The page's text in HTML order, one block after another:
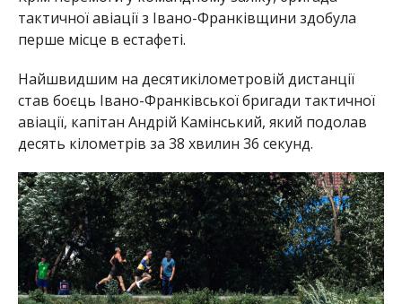
тактичної авіації з Івано-Франківщини здобула
перше місце в естафеті.
Найшвидшим на десятикілометровій дистанції
став боєць Івано-Франківської бригади тактичної
авіації, капітан Андрій Камінський, який подолав
десять кілометрів за 38 хвилин 36 секунд.